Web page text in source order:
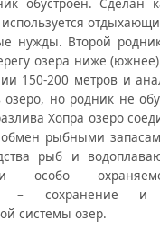
нужды. Второй
озера ниже
150-200 метров и
озеро, но родник не
Хопра озеро
обмен рыбными
рыб и
особо
– сохранение и
системы озер.